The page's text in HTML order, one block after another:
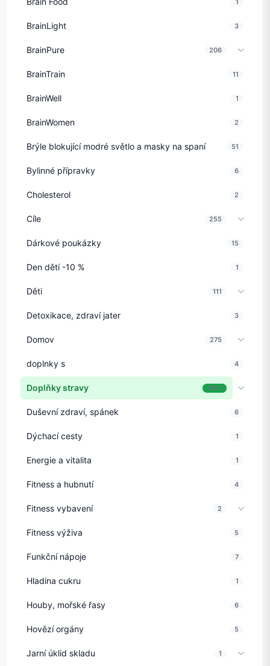
BrainLight 3
BrainPure 206
BrainTrain 11
BrainWell 1
BrainWomen 2
Brýle blokující modré světlo a masky na spaní 51
Bylinné přípravky 6
Cholesterol 2
Cíle 255
Dárkové poukázky 15
Den dětí -10 % 1
Děti 111
Detoxikace, zdraví jater 3
Domov 275
doplnky s 4
Doplňky stravy 1021
Duševní zdraví, spánek 6
Dýchací cesty 1
Energie a vitalita 1
Fitness a hubnutí 4
Fitness vybavení 2
Fitness výživa 5
Funkční nápoje 7
Hladina cukru 1
Houby, mořské řasy 6
Hovězí orgány 5
Jarní úklid skladu 1